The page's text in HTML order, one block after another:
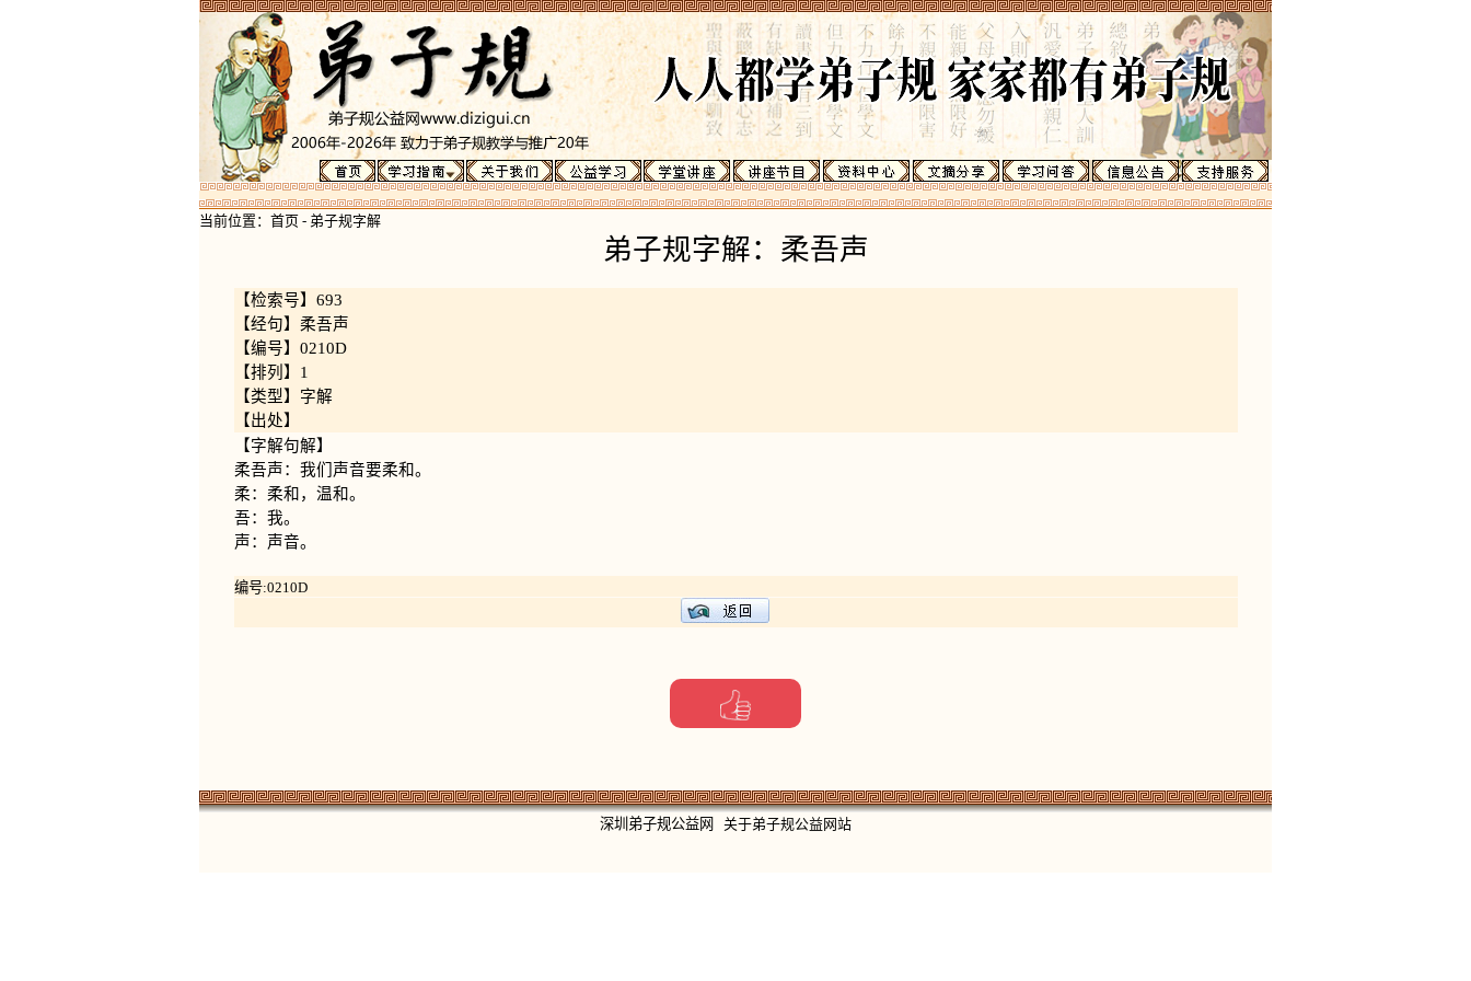
当前位置： 首页 - 弟子规字解
弟子规字解：柔吾声
【检索号】693
【经句】柔吾声
【编号】0210D
【排列】1
【类型】字解
【出处】
【字解句解】
柔吾声：我们声音要柔和。
柔：柔和，温和。
吾：我。
声：声音。
编号:0210D
深圳弟子规公益网 关于弟子规公益网站